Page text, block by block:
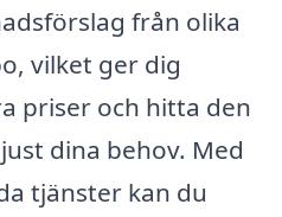
från olika
vilket ger dig
priser och hitta den
dina behov. Med
tjänster kan du